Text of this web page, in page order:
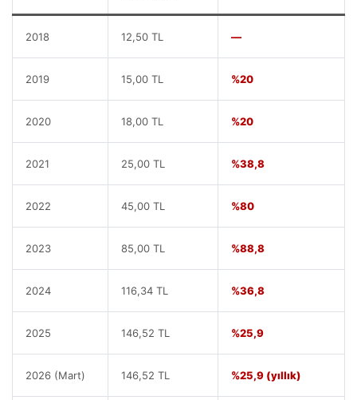
2018 12,50 TL —
2019 15,00 TL %20
2020 18,00 TL %20
2021 25,00 TL %38,8
2022 45,00 TL %80
2023 85,00 TL %88,8
2024 116,34 TL %36,8
2025 146,52 TL %25,9
2026 (Mart) 146,52 TL %25,9 (yıllık)